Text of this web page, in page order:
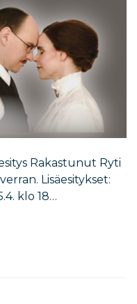
Rakastunut Ryti
Lisäesitykset:
klo 18…